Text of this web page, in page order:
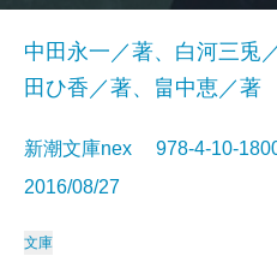
中田永一／著、白河三兎
田ひ香／著、畠中恵／著
新潮文庫nex 978-4-10-
2016/08/27
文庫